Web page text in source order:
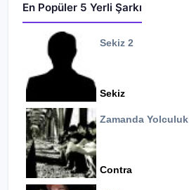
En Popüler 5 Yerli Şarkı
Sekiz 2
Sekiz
Zamanda Yolculuk
Contra